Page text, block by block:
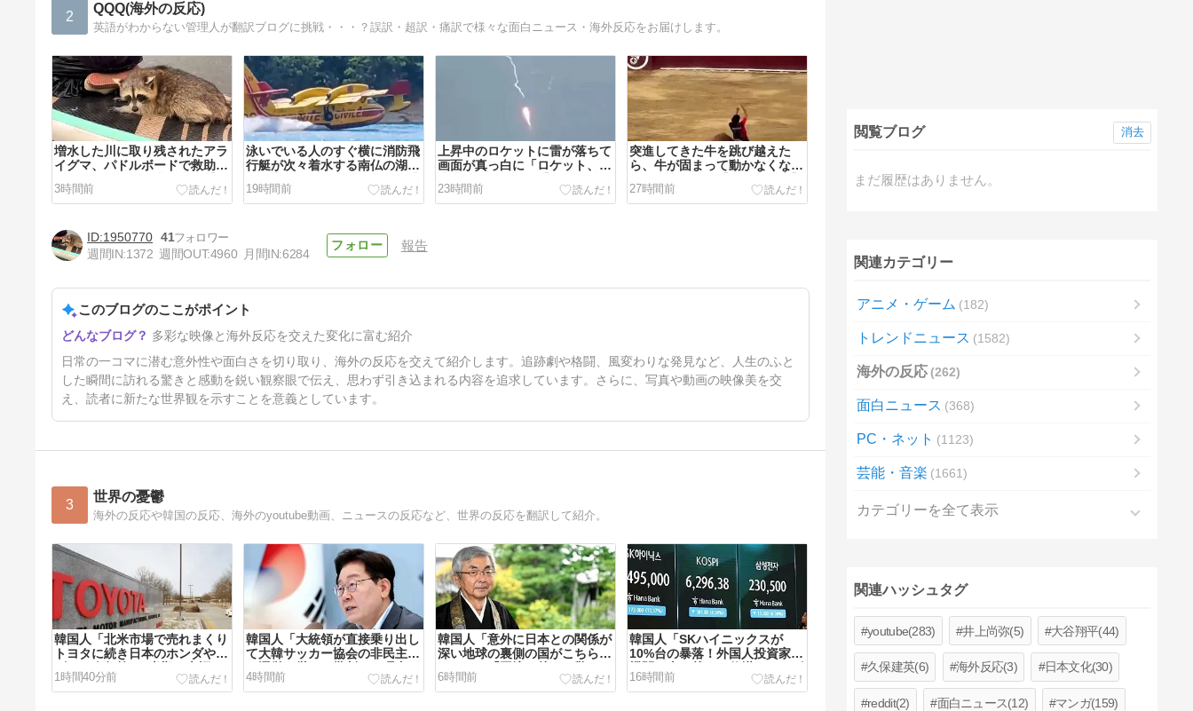
2 QQQ(海外の反応)
英語がわからない管理人が翻訳ブログに挑戦・・・？誤訳・超訳・痛訳で様々な面白ニュース・海外反応をお届けします。
増水した川に取り残されたアラ
イグマ、パドルボードで救助さ
外の反応】
3時間前
泳いでいる人のすぐ横に消防飛
行艇が次々着水する南仏の湖
げる」【海外の反応】
19時間前
上昇中のロケットに雷が落ちて
画面が真っ白に「ロケット、大
応】
23時間前
突進してきた牛を跳び越えた
ら、牛が固まって動かなくなっ
27時間前
「母の初VR体験はちょっとし
た大惨事」床に置いた板から落
集【海外の反応】
2日前
1950770 41
週間IN:1372 週間OUT:4960 月間IN:6284
報告
このブログのここがポイント
多彩な映像と海外反応を交えた変化に富む紹介
日常の一コマに潜む意外性や面白さを切り取り、海外の反応を交えて紹介します。追跡劇や格闘、風変わりな発見など、人生のふと
した瞬間に訪れる驚きと感動を鋭い観察眼で伝え、思わず引き込まれる内容を追求しています。さらに、写真や動画の映像美を交
え、読者に新たな世界観を示すことを意義としています。
3 世界の憂鬱
海外の反応や韓国の反応、海外のyoutube動画、ニュースの反応など、世界の反応を翻訳して紹介。
韓国人「北米市場で売れまくり
トヨタに続き日本のホンダやス
ズキも今年第2四半期に大幅な
黒字を記録！」→「あまりにも
見事なV字回復‥」
1時間40分前
韓国人「大統領が直接乗り出し
て大韓サッカー協会の非民主的
な運営を厳しく批判した理由が
こちらです‥」→「衝撃的な展
開‥」
4時間前
韓国人「意外に日本との関係が
深い地球の裏側の国がこちらで
す‥」→「国境を越えた驚くべ
き歴史のつながり‥」
6時間前
韓国人「SKハイニックスが
10%台の暴落！外国人投資家と
機関が売り越しを仕掛けコスピ
が4%を超える大幅な下落‥」
16時間前
閲覧ブログ
まだ履歴はありません。
消去
関連カテゴリー
アニメ・ゲーム 182
トレンドニュース 1582
海外の反応 262
面白ニュース 368
PC・ネット 1123
芸能・音楽 1661
カテゴリーを全て表示
関連ハッシュタグ
youtube(283) 井上尚弥(5) 大谷翔平(44)
久保建英(6) 海外反応(3) 日本文化(30)
reddit(2) 面白ニュース(12) マンガ(159)